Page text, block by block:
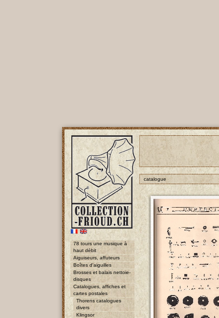
78 tours une musique à
haut débit
Aiguiseurs, affuteurs
Boîtes d'aiguilles
Brosses et balais nettoie-
disques
Catalogues, affiches et
cartes postales
Thorens catalogues
divers
Klingsor
catalogue